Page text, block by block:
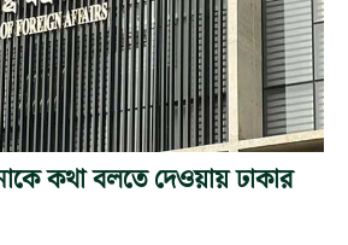
কথা বলতে দেওয়ায় ঢাকার